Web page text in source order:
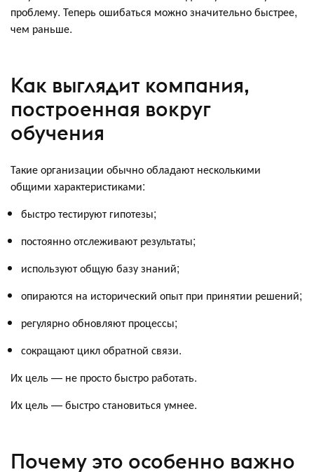
проблему. Теперь ошибаться можно значительно быстрее,
чем раньше.
Как выглядит компания,
построенная вокруг
обучения
Такие организации обычно обладают несколькими
общими характеристиками:
быстро тестируют гипотезы;
постоянно отслеживают результаты;
используют общую базу знаний;
опираются на исторический опыт при принятии решений;
регулярно обновляют процессы;
сокращают цикл обратной связи.
Их цель — не просто быстро работать.
Их цель — быстро становиться умнее.
Почему это особенно важно